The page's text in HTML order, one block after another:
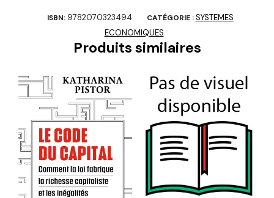
ISBN: 9782070323494 CATÉGORIE :SYSTEMES
ECONOMIQUES
Produits similaires